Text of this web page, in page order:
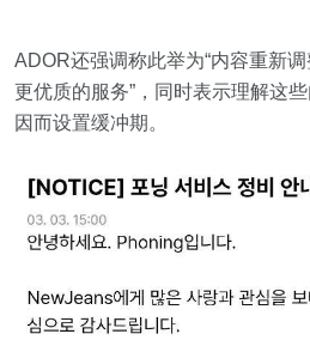
ADOR还强调称此举为“内容重新
更优质的服务”，同时表示理解这
因而设置缓冲期。